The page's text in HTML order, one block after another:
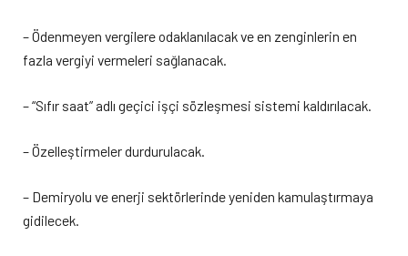
– Ödenmeyen vergilere odaklanılacak ve en zenginlerin en
fazla vergiyi vermeleri sağlanacak.
– “Sıfır saat” adlı geçici işçi sözleşmesi sistemi kaldırılacak.
– Özelleştirmeler durdurulacak.
– Demiryolu ve enerji sektörlerinde yeniden kamulaştırmaya
gidilecek.